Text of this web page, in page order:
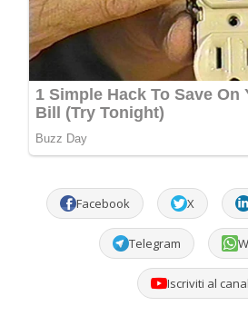
Facebook X
Telegram
Iscriviti al